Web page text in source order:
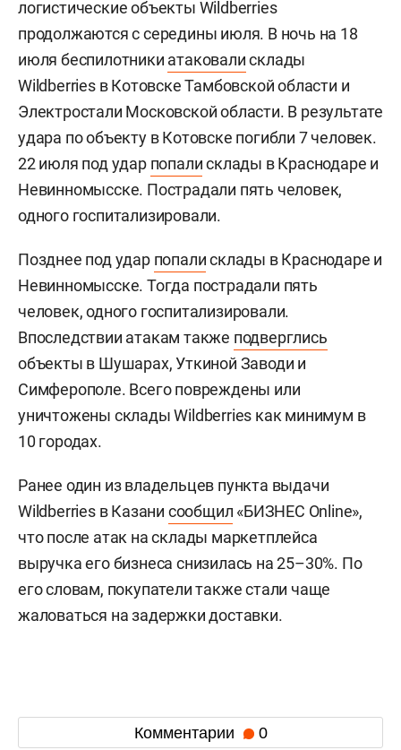
логистические объекты Wildberries
продолжаются с середины июля. В ночь на 18
июля беспилотники атаковалисклады
Wildberries в Котовске Тамбовской области и
Электростали Московской области. В результате
удара по объекту в Котовске погибли 7 человек.
22 июля под удар попалисклады в Краснодаре и
Невинномысске. Пострадали пять человек,
одного госпитализировали.
Позднее под удар попалисклады в Краснодаре и
Невинномысске. Тогда пострадали пять
человек, одного госпитализировали.
Впоследствии атакам также подверглись
объекты в Шушарах, Уткиной Заводи и
Симферополе. Всего повреждены или
уничтожены склады Wildberries как минимум в
10 городах.
Ранее один из владельцев пункта выдачи
Wildberries в Казани сообщил «БИЗНЕС Online»,
что после атак на склады маркетплейса
выручка его бизнеса снизилась на 25–30%. По
его словам, покупатели также стали чаще
жаловаться на задержки доставки.
Комментарии 0